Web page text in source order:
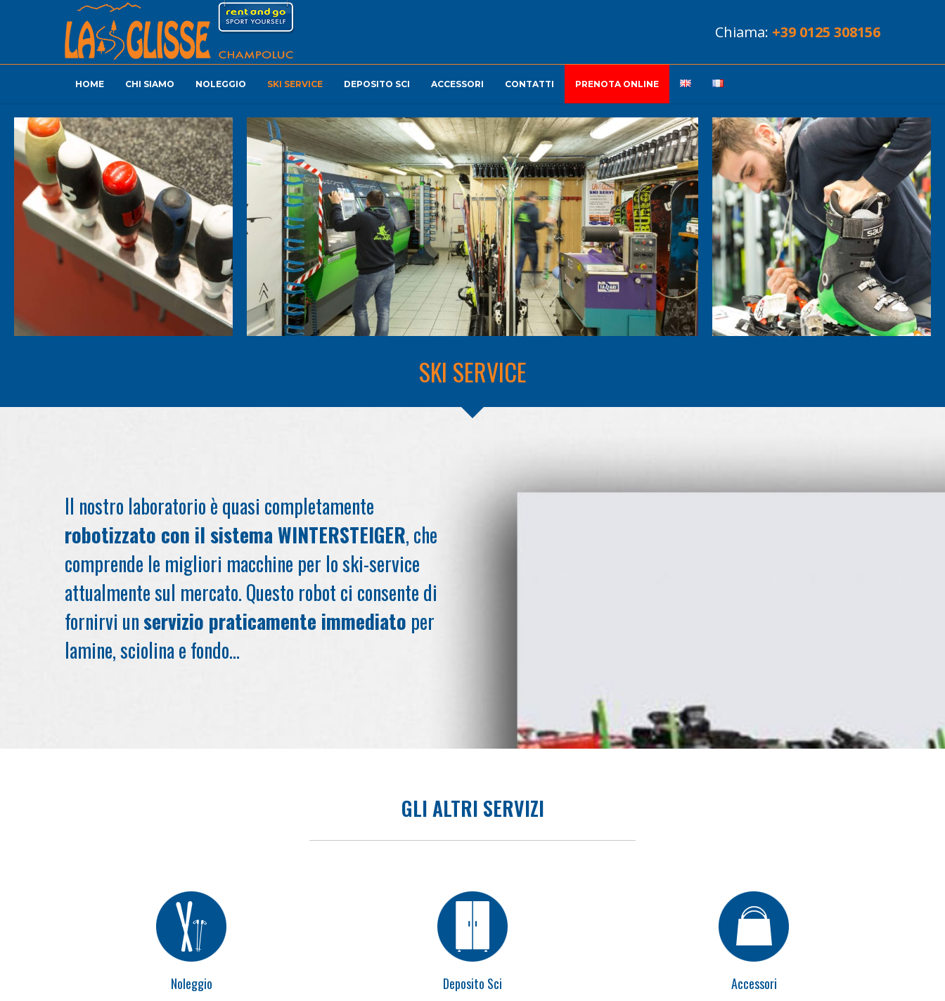
Chiama: +39 0125 308156
HOME CHI SIAMO NOLEGGIO SKI SERVICE DEPOSITO SCI ACCESSORI CONTATTI PRENOTA ONLINE
SKI SERVICE
Il nostro laboratorio è quasi completamente
robotizzato con il sistema WINTERSTEIGER, che
comprende le migliori macchine per lo ski-service
attualmente sul mercato. Questo robot ci consente di
fornirvi unservizio praticamente immediato per
lamine, sciolina e fondo…
GLI ALTRI SERVIZI
Noleggio Deposito Sci Accessori